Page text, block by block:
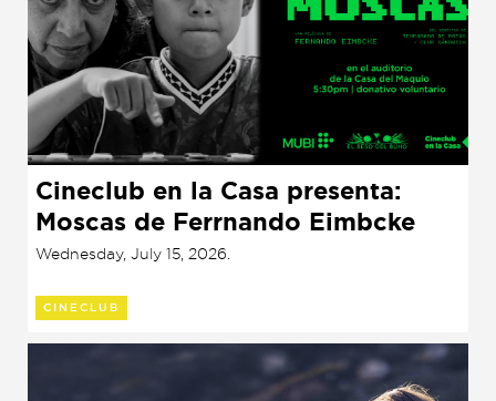
Cineclub en la Casa presenta:
Moscas de Ferrnando Eimbcke
(2026)
Wednesday, July 15, 2026.
CINECLUB